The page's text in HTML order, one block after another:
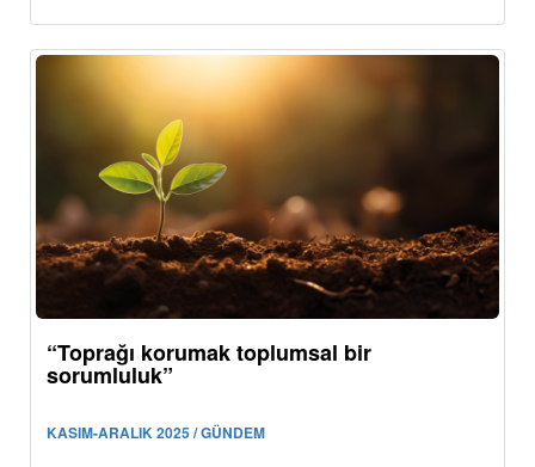
“Toprağı korumak toplumsal bir
sorumluluk”
KASIM-ARALIK 2025 / GÜNDEM